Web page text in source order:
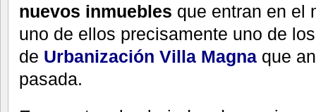
nuevos inmuebles que entran en el
uno de ellos precisamente uno de
de Urbanización Villa Magna que
pasada.